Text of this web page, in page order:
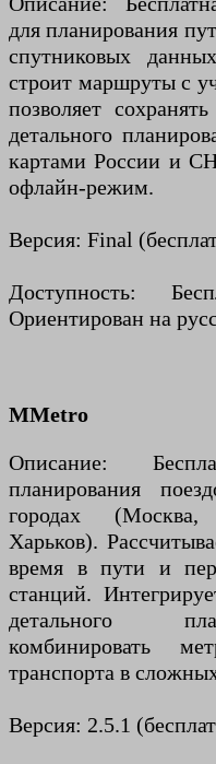
для планирования
спутниковых
строит маршруты с
позволяет
детального
картами России и
офлайн-режим.
Версия: Final
Доступность:
Ориентирован на
MMetro
Описание:
планирования
городах (Москва,
Харьков).
время в пути и
станций.
детального
комбинировать
транспорта в
Версия: 2.5.1